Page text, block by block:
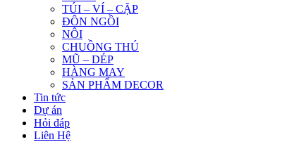
TÚI – VÍ – CẶP
ĐÔN NGỒI
NÔI
CHUỒNG THÚ
MŨ – DÉP
HÀNG MAY
SẢN PHẨM DECOR
Tin tức
Dự án
Hỏi đáp
Liên Hệ